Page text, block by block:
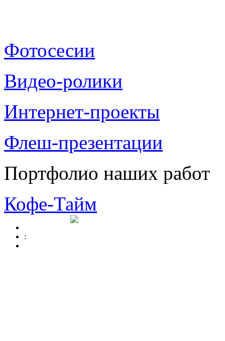
Фотосесии
Видео-ролики
Интернет-проекты
Флеш-презентации
Портфолио наших работ
Кофе-Тайм
: